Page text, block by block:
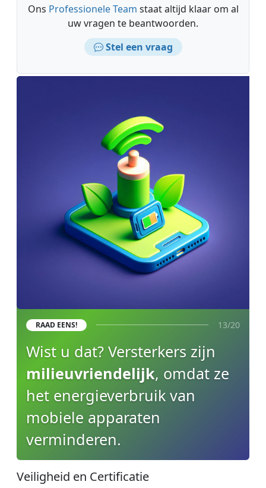
Ons Professionele Team staat altijd klaar om al
uw vragen te beantwoorden.
Stel een vraag
RAAD EENS! 13/20
Wist u dat? Versterkers zijn
milieuvriendelijk, omdat ze
het energieverbruik van
mobiele apparaten
verminderen.
Veiligheid en Certificatie